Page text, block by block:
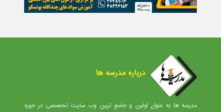
درباره مدرسه ها
مدرسه ها به عنوان اولین و جامع ترین وب سایت تخصصی در حوزه